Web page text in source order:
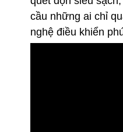
cầu những ai chỉ
nghệ điều khiển